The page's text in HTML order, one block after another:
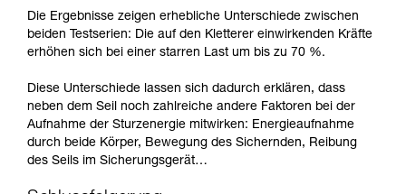
Die Ergebnisse zeigen erhebliche Unterschiede zwischen
beiden Testserien: Die auf den Kletterer einwirkenden Kräfte
erhöhen sich bei einer starren Last um bis zu 70 %.
Diese Unterschiede lassen sich dadurch erklären, dass
neben dem Seil noch zahlreiche andere Faktoren bei der
Aufnahme der Sturzenergie mitwirken: Energieaufnahme
durch beide Körper, Bewegung des Sichernden, Reibung
des Seils im Sicherungsgerät…